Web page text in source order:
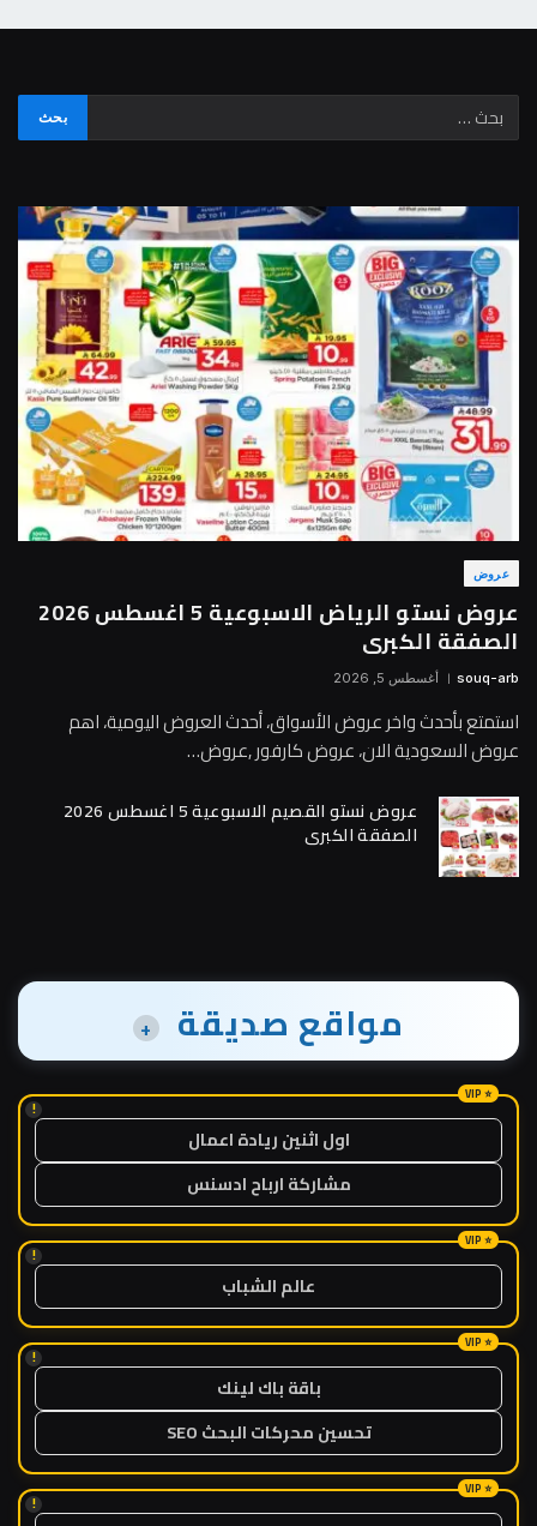
عروض
عروض نستو الرياض الاسبوعية 5 اغسطس 2026
الصفقة الكبرى
souq-arb أغسطس 5, 2026
استمتع بأحدث واخر عروض الأسواق، أحدث العروض اليومية، اهم
عروض السعودية الان، عروض كارفور ,عروض…
عروض نستو القصيم الاسبوعية 5 اغسطس 2026
الصفقة الكبرى
مواقع صديقة +
!
اول اثنين ريادة اعمال
مشاركة ارباح ادسنس
!
عالم الشباب
!
باقة باك لينك
تحسين محركات البحث SEO
!